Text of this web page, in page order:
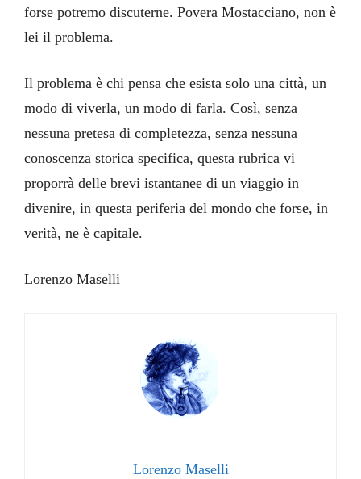
forse potremo discuterne. Povera Mostacciano, non è
lei il problema.
Il problema è chi pensa che esista solo una città, un
modo di viverla, un modo di farla. Così, senza
nessuna pretesa di completezza, senza nessuna
conoscenza storica specifica, questa rubrica vi
proporrà delle brevi istantanee di un viaggio in
divenire, in questa periferia del mondo che forse, in
verità, ne è capitale.
Lorenzo Maselli
Lorenzo Maselli